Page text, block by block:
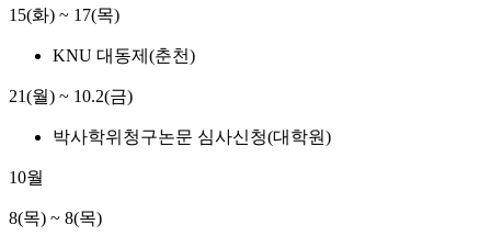
15(화) ~ 17(목)
KNU 대동제(춘천)
21(월) ~ 10.2(금)
박사학위청구논문 심사신청(대학원)
10월
8(목) ~ 8(목)